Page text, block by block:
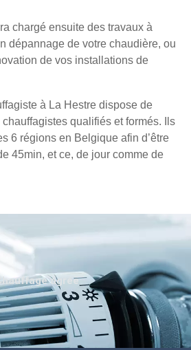
chargé ensuite des travaux à
dépannage de votre chaudière, ou
de vos installations de
à La Hestre dispose de
qualifiés et formés. Ils
6 régions en Belgique afin d’être
45min, et ce, de jour comme de
agréé